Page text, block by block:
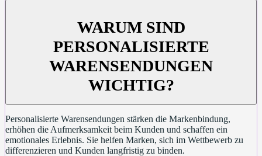
WARUM SIND
PERSONALISIERTE
WARENSENDUNGEN
WICHTIG?
Personalisierte Warensendungen stärken die Markenbindung,
erhöhen die Aufmerksamkeit beim Kunden und schaffen ein
emotionales Erlebnis. Sie helfen Marken, sich im Wettbewerb zu
differenzieren und Kunden langfristig zu binden.